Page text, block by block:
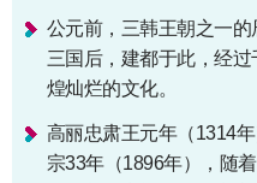
公元前，三韩王朝之一
三国后，建都于此，经
煌灿烂的文化。
高丽忠肃王元年（1314
宗33年（1896年），随